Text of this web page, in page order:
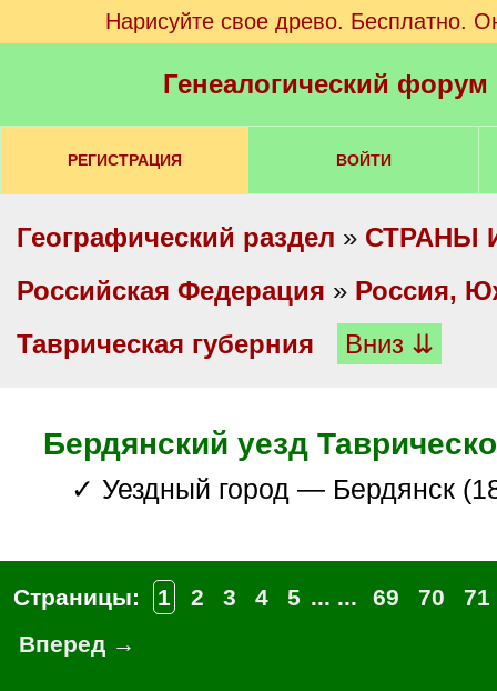
Нарисуйте свое древо. Бесплатно.
Генеалогический
РЕГИСТРАЦИЯ ВОЙТИ
Географический раздел » СТРАНЫ
Российская Федерация » Россия,
Таврическая губерния
Вниз ⇊
Бердянский уезд
✓ Уездный город — Бердянск
Страницы: 1 2 3 4 5 ... ... 69 70
71
Вперед →